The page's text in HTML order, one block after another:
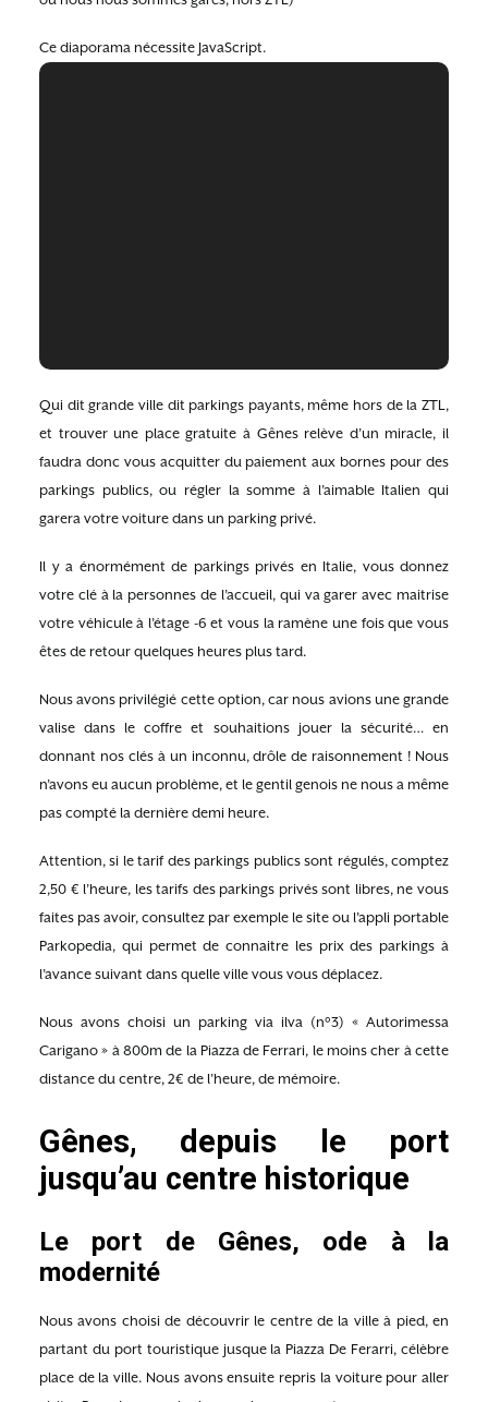
Ce diaporama nécessite JavaScript.
Qui dit grande ville dit parkings payants, même hors de la ZTL,
et trouver une place gratuite à Gênes relève d’un miracle, il
faudra donc vous acquitter du paiement aux bornes pour des
parkings publics, ou régler la somme à l’aimable Italien qui
garera votre voiture dans un parking privé.
Il y a énormément de parkings privés en Italie, vous donnez
votre clé à la personnes de l’accueil, qui va garer avec maitrise
votre véhicule à l’étage -6 et vous la ramène une fois que vous
êtes de retour quelques heures plus tard.
Nous avons privilégié cette option, car nous avions une grande
valise dans le coffre et souhaitions jouer la sécurité… en
donnant nos clés à un inconnu, drôle de raisonnement ! Nous
n’avons eu aucun problème, et le gentil genois ne nous a même
pas compté la dernière demi heure.
Attention, si le tarif des parkings publics sont régulés, comptez
2,50 € l’heure, les tarifs des parkings privés sont libres, ne vous
faites pas avoir, consultez par exemple le site ou l’appli portable
Parkopedia, qui permet de connaitre les prix des parkings à
l’avance suivant dans quelle ville vous vous déplacez.
Nous avons choisi un parking via ilva (n°3) « Autorimessa
Carigano » à 800m de la Piazza de Ferrari, le moins cher à cette
distance du centre, 2€ de l’heure, de mémoire.
Gênes, depuis le port
jusqu’au centre historique
Le port de Gênes, ode à la
modernité
Nous avons choisi de découvrir le centre de la ville à pied, en
partant du port touristique jusque la Piazza De Ferarri, célèbre
place de la ville. Nous avons ensuite repris la voiture pour aller